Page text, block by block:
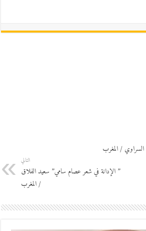
السراوي / المغرب
التالي
” الإدانة في شعر عصام سامي” سعيد الفلاق
/ المغرب